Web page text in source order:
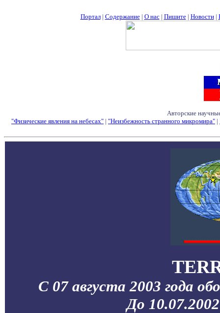
Портал| Содержание| О нас| Пишите| Новости|
Авторские
"Физические явления на небесах" | "Неизбежность странного микромира" |
С 07 августа 2003 года
До